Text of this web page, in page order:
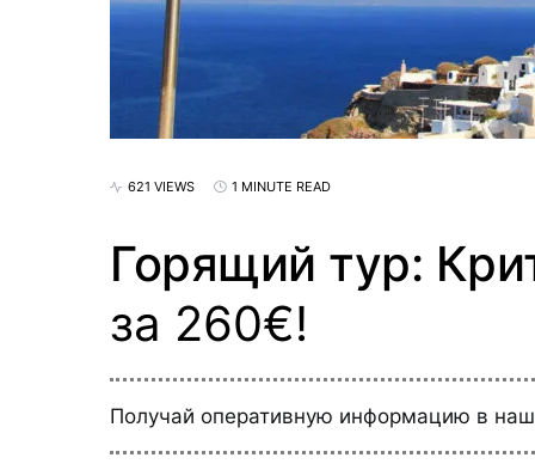
621 VIEWS 1 MINUTE READ
Горящий тур:
за 260€!
Получай оперативную информацию в